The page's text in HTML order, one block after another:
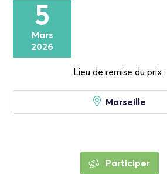
5
Mars
2026
Lieu de remise du prix :
Marseille
Participer